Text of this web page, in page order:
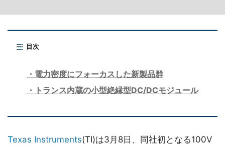
目次
電力密度にフォーカスした新製品群
トランス内蔵の小型絶縁型DC/DCモジュール
Texas Instruments(TI)は3月8日、同社初となる100V